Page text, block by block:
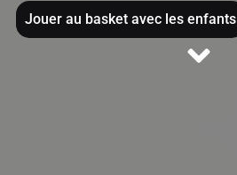
Jouer au basket avec les enfants